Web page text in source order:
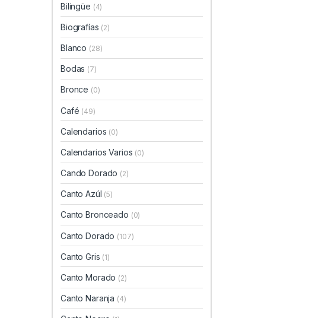
Bilingüe (4)
Biografías (2)
Blanco (28)
Bodas (7)
Bronce (0)
Café (49)
Calendarios (0)
Calendarios Varios (0)
Cando Dorado (2)
Canto Azúl (5)
Canto Bronceado (0)
Canto Dorado (107)
Canto Gris (1)
Canto Morado (2)
Canto Naranja (4)